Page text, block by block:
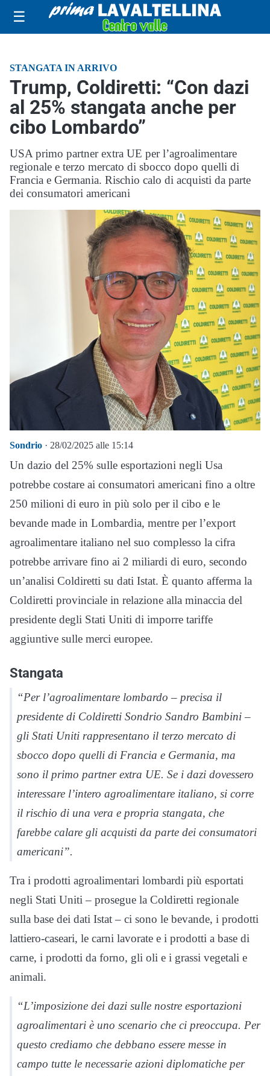
☰
STANGATA IN ARRIVO
Trump, Coldiretti: “Con dazi
al 25% stangata anche per
cibo Lombardo”
USA primo partner extra UE per l’agroalimentare
regionale e terzo mercato di sbocco dopo quelli di
Francia e Germania. Rischio calo di acquisti da parte
dei consumatori americani
Sondrio · 28/02/2025 alle 15:14
Un dazio del 25% sulle esportazioni negli Usa
potrebbe costare ai consumatori americani fino a oltre
250 milioni di euro in più solo per il cibo e le
bevande made in Lombardia, mentre per l’export
agroalimentare italiano nel suo complesso la cifra
potrebbe arrivare fino ai 2 miliardi di euro, secondo
un’analisi Coldiretti su dati Istat. È quanto afferma la
Coldiretti provinciale in relazione alla minaccia del
presidente degli Stati Uniti di imporre tariffe
aggiuntive sulle merci europee.
Stangata
“Per l’agroalimentare lombardo – precisa il
presidente di Coldiretti Sondrio Sandro Bambini –
gli Stati Uniti rappresentano il terzo mercato di
sbocco dopo quelli di Francia e Germania, ma
sono il primo partner extra UE. Se i dazi dovessero
interessare l’intero agroalimentare italiano, si corre
il rischio di una vera e propria stangata, che
farebbe calare gli acquisti da parte dei consumatori
americani”.
Tra i prodotti agroalimentari lombardi più esportati
negli Stati Uniti – prosegue la Coldiretti regionale
sulla base dei dati Istat – ci sono le bevande, i prodotti
lattiero-caseari, le carni lavorate e i prodotti a base di
carne, i prodotti da forno, gli oli e i grassi vegetali e
animali.
“L’imposizione dei dazi sulle nostre esportazioni
agroalimentari è uno scenario che ci preoccupa. Per
questo crediamo che debbano essere messe in
campo tutte le necessarie azioni diplomatiche per